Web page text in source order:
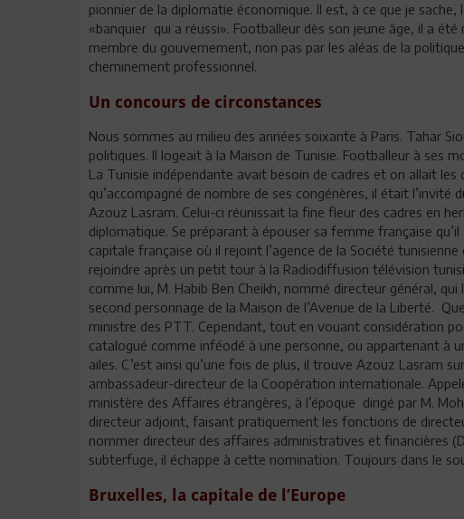
pionnier de la diplomatie économique. Il est, à ce que je
«banquier qui a réussi». Footballeur dès son jeune âge, il a
membre du gouvernement, non pas par les aléas de la
cheminement professionnel.
Un concours de circonstances
Nous sommes au milieu des années soixante à Paris. Tahar
politiques. Il logeait à la Maison de Tunisie. Footballeur à ses
La Tunisie indépendante avait besoin de cadres et on allait les
qu’accompagné de nombre de ses congénères, il était l’invité
Azouz Lasram. Celui-ci réunissait la fine fleur des cadres en
diplomatique. Se préparant à épouser sa femme française
capitale française où il rejoint l’agence de la Société
rejoindre après un petit tour à la Radiodiffusion télévision
comme lui, M. Habib Ben Cheikh, nommé directeur général,
second personnage de la Maison de l’Avenue de la Liberté.
ministre des PTT. Cependant, tout en vouant considération
catalogué comme inféodé à une personne, ou appartenant à
ailes. C’est ainsi qu’une fois de plus, il trouve Azouz Lasram
ambassadeur-directeur de la Coopération internationale.
ministère des Affaires étrangères, à l’époque dirigé par M.
directeur adjoint, faisant pratiquement les fonctions de
nommer directeur des affaires administratives et financières
subterfuge, il échappe à cette nomination. Toujours dans le
Bruxelles, la capitale de l’Europe